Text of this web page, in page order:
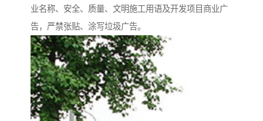
业名称、安全、质量、文明施工用语及开发项目商业广
告，严禁张贴、涂写垃圾广告。